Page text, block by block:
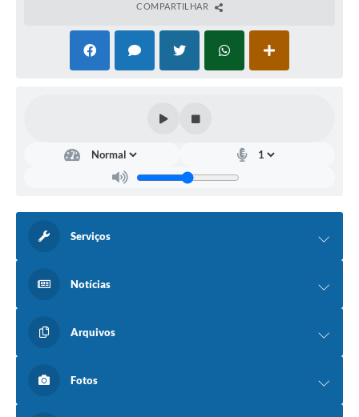
COMPARTILHAR
Serviços
Notícias
Arquivos
Fotos